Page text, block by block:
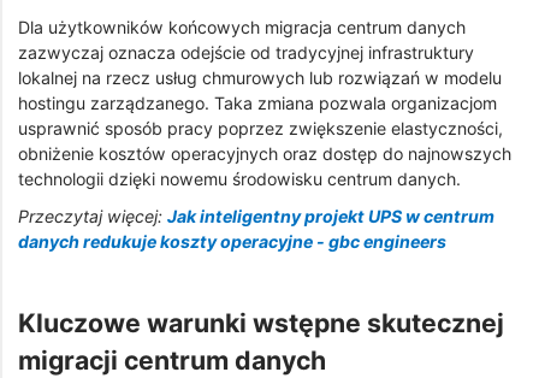
Dla użytkowników końcowych migracja centrum danych
zazwyczaj oznacza odejście od tradycyjnej infrastruktury
lokalnej na rzecz usług chmurowych lub rozwiązań w modelu
hostingu zarządzanego. Taka zmiana pozwala organizacjom
usprawnić sposób pracy poprzez zwiększenie elastyczności,
obniżenie kosztów operacyjnych oraz dostęp do najnowszych
technologii dzięki nowemu środowisku centrum danych.
Przeczytaj więcej: Jak inteligentny projekt UPS w centrum
danych redukuje koszty operacyjne - gbc engineers
Kluczowe warunki wstępne skutecznej
migracji centrum danych